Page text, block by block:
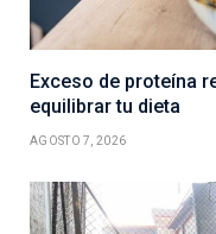
Exceso de proteína
equilibrar tu dieta
AGOSTO 7, 2026